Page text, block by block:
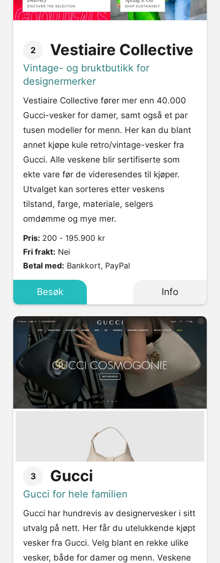
2 Vestiaire Collective
Vintage- og bruktbutikk for
designermerker
Vestiaire Collective fører mer enn 40.000
Gucci-vesker for damer, samt også et par
tusen modeller for menn. Her kan du blant
annet kjøpe kule retro/vintage-vesker fra
Gucci. Alle veskene blir sertifiserte som
ekte vare før de videresendes til kjøper.
Utvalget kan sorteres etter veskens
tilstand, farge, materiale, selgers
omdømme og mye mer.
Pris: 200 - 195.900 kr
Fri frakt: Nei
Betal med: Bankkort, PayPal
Besøk Info
3 Gucci
Gucci for hele familien
Gucci har hundrevis av designervesker i sitt
utvalg på nett. Her får du utelukkende kjøpt
vesker fra Gucci. Velg blant en rekke ulike
vesker, både for damer og menn. Veskene